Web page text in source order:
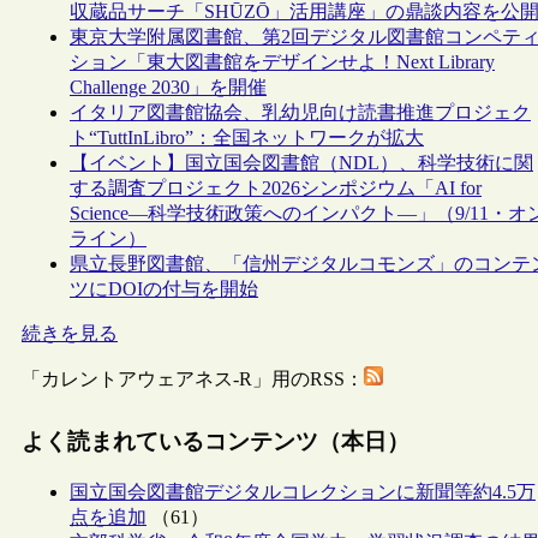
収蔵品サーチ「SHŪZŌ」活用講座」の鼎談内容を公開
東京大学附属図書館、第2回デジタル図書館コンペティ
ション「東大図書館をデザインせよ！Next Library
Challenge 2030」を開催
イタリア図書館協会、乳幼児向け読書推進プロジェク
ト“TuttInLibro”：全国ネットワークが拡大
【イベント】国立国会図書館（NDL）、科学技術に関
する調査プロジェクト2026シンポジウム「AI for
Science―科学技術政策へのインパクト―」（9/11・オ
ライン）
県立長野図書館、「信州デジタルコモンズ」のコンテ
ツにDOIの付与を開始
続きを見る
「カレントアウェアネス-R」用のRSS：
よく読まれているコンテンツ（本日）
国立国会図書館デジタルコレクションに新聞等約4.5万
点を追加 （61）